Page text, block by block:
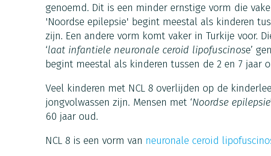
genoemd. Dit is een minder ernstige vorm die
'Noordse epilepsie' begint meestal als kinderen
zijn. Een andere vorm komt vaker in Turkije voor.
‘laat infantiele neuronale ceroid lipofuscinose’
begint meestal als kinderen tussen de 2 en 7 jaar
Veel kinderen met NCL 8 overlijden op de
jongvolwassen zijn. Mensen met ‘Noordse epilepsie
60 jaar oud.
NCL 8 is een vorm van neuronale ceroid